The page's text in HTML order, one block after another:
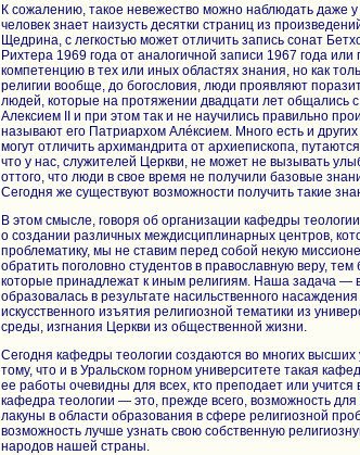
К сожалению, такое невежество можно наблюдать даже
человек знает наизусть десятки страниц из
Щедрина, с легкостью может отличить запись сонат
Рихтера 1969 года от аналогичной записи 1967 года
компетенцию в тех или иных областях знания, но как
религии вообще, до богословия, люди проявляют
людей, которые на протяжении двадцати лет общались
Алексием II и при этом так и не научились правильно
называют его Патриархом Алéксием. Много есть и
могут отличить архимандрита от архиепископа,
что у нас, служителей Церкви, не может не вызывать
оттого, что люди в свое время не получили базовые
Сегодня же существуют возможности получить такие
В этом смысле, говоря об организации кафедры
о создании различных междисциплинарных центров,
проблематику, мы не ставим перед собой некую
обратить поголовно студентов в православную веру,
которые принадлежат к иным религиям. Наша задача —
образовалась в результате насильственного
искусственного изъятия религиозной тематики из
среды, изгнания Церкви из общественной жизни.
Сегодня кафедры теологии создаются во многих
тому, что и в Уральском горном университете такая
ее работы очевидны для всех, кто преподает или учится
кафедра теологии — это, прежде всего, возможность
лакуны в области образования в сфере религиозной
возможность лучше узнать свою собственную
народов нашей страны.